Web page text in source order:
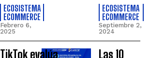
ECOSISTEMA
ECOMMERCE
Febrero 6,
2025
ECOSISTEMA
ECOMMERCE
Septiembre 2,
2024
TikTok evalúa
Las 10